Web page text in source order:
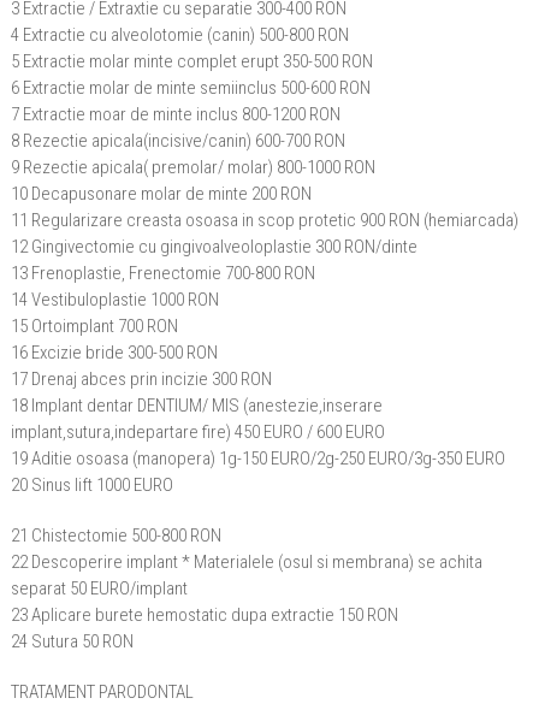
3 Extractie / Extraxtie cu separatie 300-400 RON
4 Extractie cu alveolotomie (canin) 500-800 RON
5 Extractie molar minte complet erupt 350-500 RON
6 Extractie molar de minte semiinclus 500-600 RON
7 Extractie moar de minte inclus 800-1200 RON
8 Rezectie apicala(incisive/canin) 600-700 RON
9 Rezectie apicala( premolar/ molar) 800-1000 RON
10 Decapusonare molar de minte 200 RON
11 Regularizare creasta osoasa in scop protetic 900 RON (hemiarcada)
12 Gingivectomie cu gingivoalveoloplastie 300 RON/dinte
13 Frenoplastie, Frenectomie 700-800 RON
14 Vestibuloplastie 1000 RON
15 Ortoimplant 700 RON
16 Excizie bride 300-500 RON
17 Drenaj abces prin incizie 300 RON
18 Implant dentar DENTIUM/ MIS (anestezie,inserare
implant,sutura,indepartare fire) 450 EURO / 600 EURO
19 Aditie osoasa (manopera) 1g-150 EURO/2g-250 EURO/3g-350 EURO
20 Sinus lift 1000 EURO
21 Chistectomie 500-800 RON
22 Descoperire implant * Materialele (osul si membrana) se achita
separat 50 EURO/implant
23 Aplicare burete hemostatic dupa extractie 150 RON
24 Sutura 50 RON
TRATAMENT PARODONTAL